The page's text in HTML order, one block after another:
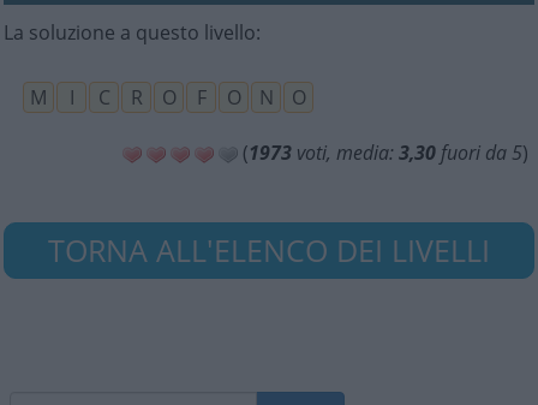
La soluzione a questo livello:
M I C R O F O N O
(1973 voti, media: 3,30 fuori da 5)
TORNA ALL'ELENCO DEI LIVELLI